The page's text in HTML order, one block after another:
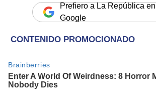
Prefiero a La República en
Google